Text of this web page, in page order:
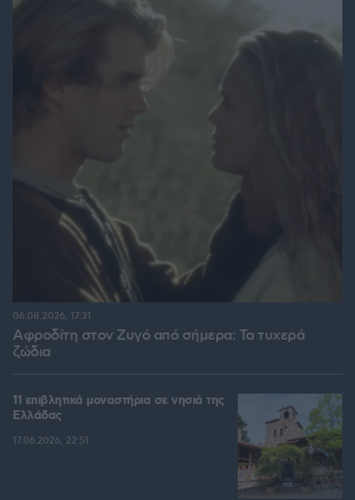
Αφροδίτη στον Ζυγό από σήμερα: Τα τυχερά
ζώδια
06.08.2026, 17:31
11 επιβλητικά μοναστήρια σε νησιά της
Ελλάδας
17.06.2026, 22:51